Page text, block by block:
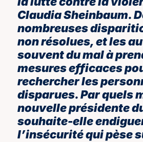
Claudia Sheinbaum.
nombreuses
non résolues, et les
souvent du mal à
mesures efficaces
rechercher les
disparues. Par quels
nouvelle présidente
souhaite-elle
l’insécurité qui pèse